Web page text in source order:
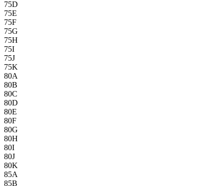
75D
75E
75F
75G
75H
75I
75J
75K
80A
80B
80C
80D
80E
80F
80G
80H
80I
80J
80K
85A
85B